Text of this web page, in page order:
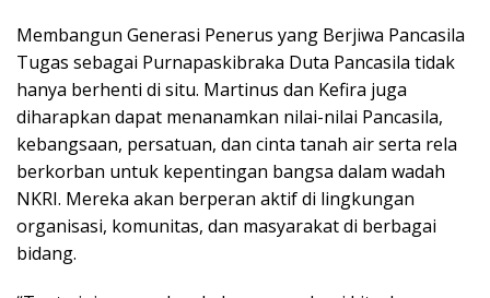
Membangun Generasi Penerus yang Berjiwa Pancasila
Tugas sebagai Purnapaskibraka Duta Pancasila tidak
hanya berhenti di situ. Martinus dan Kefira juga
diharapkan dapat menanamkan nilai-nilai Pancasila,
kebangsaan, persatuan, dan cinta tanah air serta rela
berkorban untuk kepentingan bangsa dalam wadah
NKRI. Mereka akan berperan aktif di lingkungan
organisasi, komunitas, dan masyarakat di berbagai
bidang.